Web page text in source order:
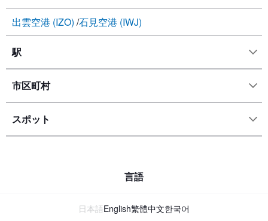
出雲空港 (IZO) 石見空港 (IWJ)
駅
市区町村
スポット
言語
日本語English繁體中文한국어